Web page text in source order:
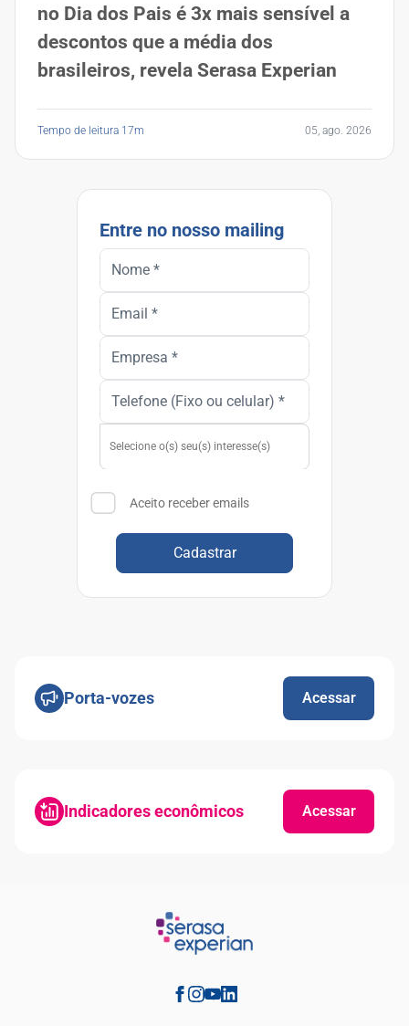
no Dia dos Pais é 3x mais sensível a
descontos que a média dos
brasileiros, revela Serasa Experian
Tempo de leitura 17m 05, ago. 2026
Entre no nosso mailing
Aceito receber emails
Cadastrar
Porta-vozes Acessar
Indicadores econômicos Acessar